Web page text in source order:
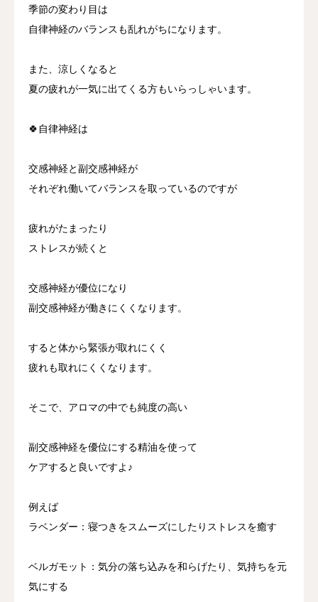
季節の変わり目は
自律神経のバランスも乱れがちになります。
また、涼しくなると
夏の疲れが一気に出てくる方もいらっしゃいます。
🍀自律神経は
交感神経と副交感神経が
それぞれ働いてバランスを取っているのですが
疲れがたまったり
ストレスが続くと
交感神経が優位になり
副交感神経が働きにくくなります。
すると体から緊張が取れにくく
疲れも取れにくくなります。
そこで、アロマの中でも純度の高い
副交感神経を優位にする精油を使って
ケアすると良いですよ♪
例えば
ラベンダー：寝つきをスムーズにしたりストレスを癒す
ベルガモット：気分の落ち込みを和らげたり、気持ちを元
気にする